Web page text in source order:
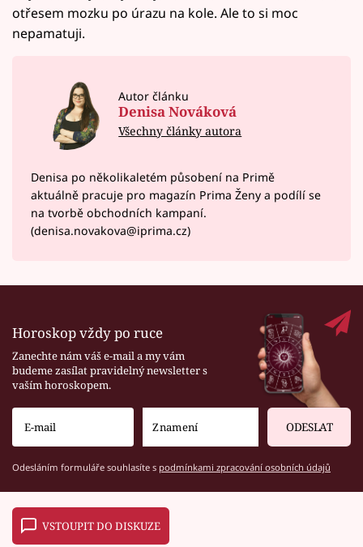
otřesem mozku po úrazu na kole. Ale to si moc
nepamatuji.
Autor článku
Denisa Nováková
Všechny články autora
Denisa po několikaletém působení na Primě
aktuálně pracuje pro magazín Prima Ženy a podílí se
na tvorbě obchodních kampaní.
(denisa.novakova@iprima.cz)
Horoskop vždy po ruce
Zanechte nám váš e-mail a my vám
budeme zasílat pravidelný newsletter s
vaším horoskopem.
ODESLAT
Odesláním formuláře souhlasíte s podmínkami zpracování osobních údajů
VSTOUPIT DO DISKUZE